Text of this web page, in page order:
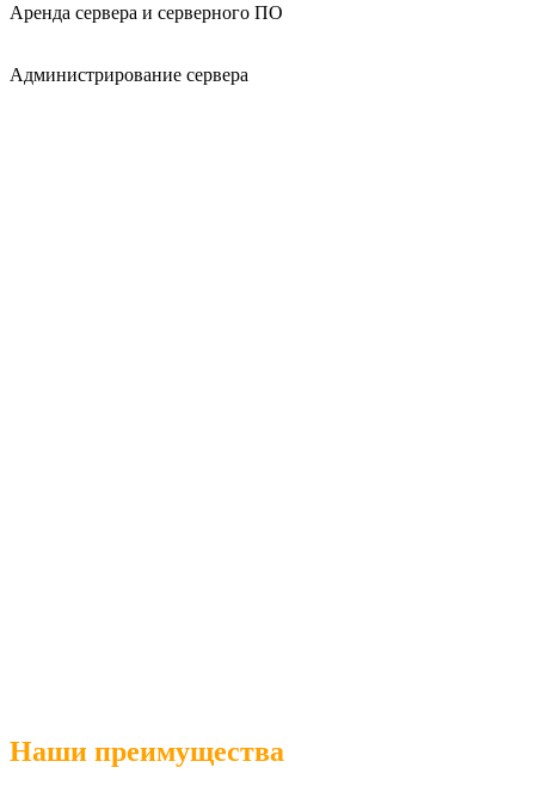
Аренда сервера и серверного ПО
Администрирование сервера
Наши преимущества